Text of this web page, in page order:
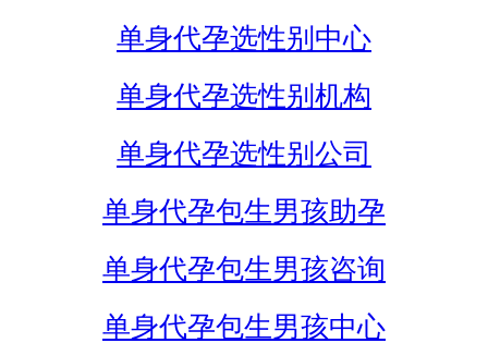
单身代孕选性别中心
单身代孕选性别机构
单身代孕选性别公司
单身代孕包生男孩助孕
单身代孕包生男孩咨询
单身代孕包生男孩中心